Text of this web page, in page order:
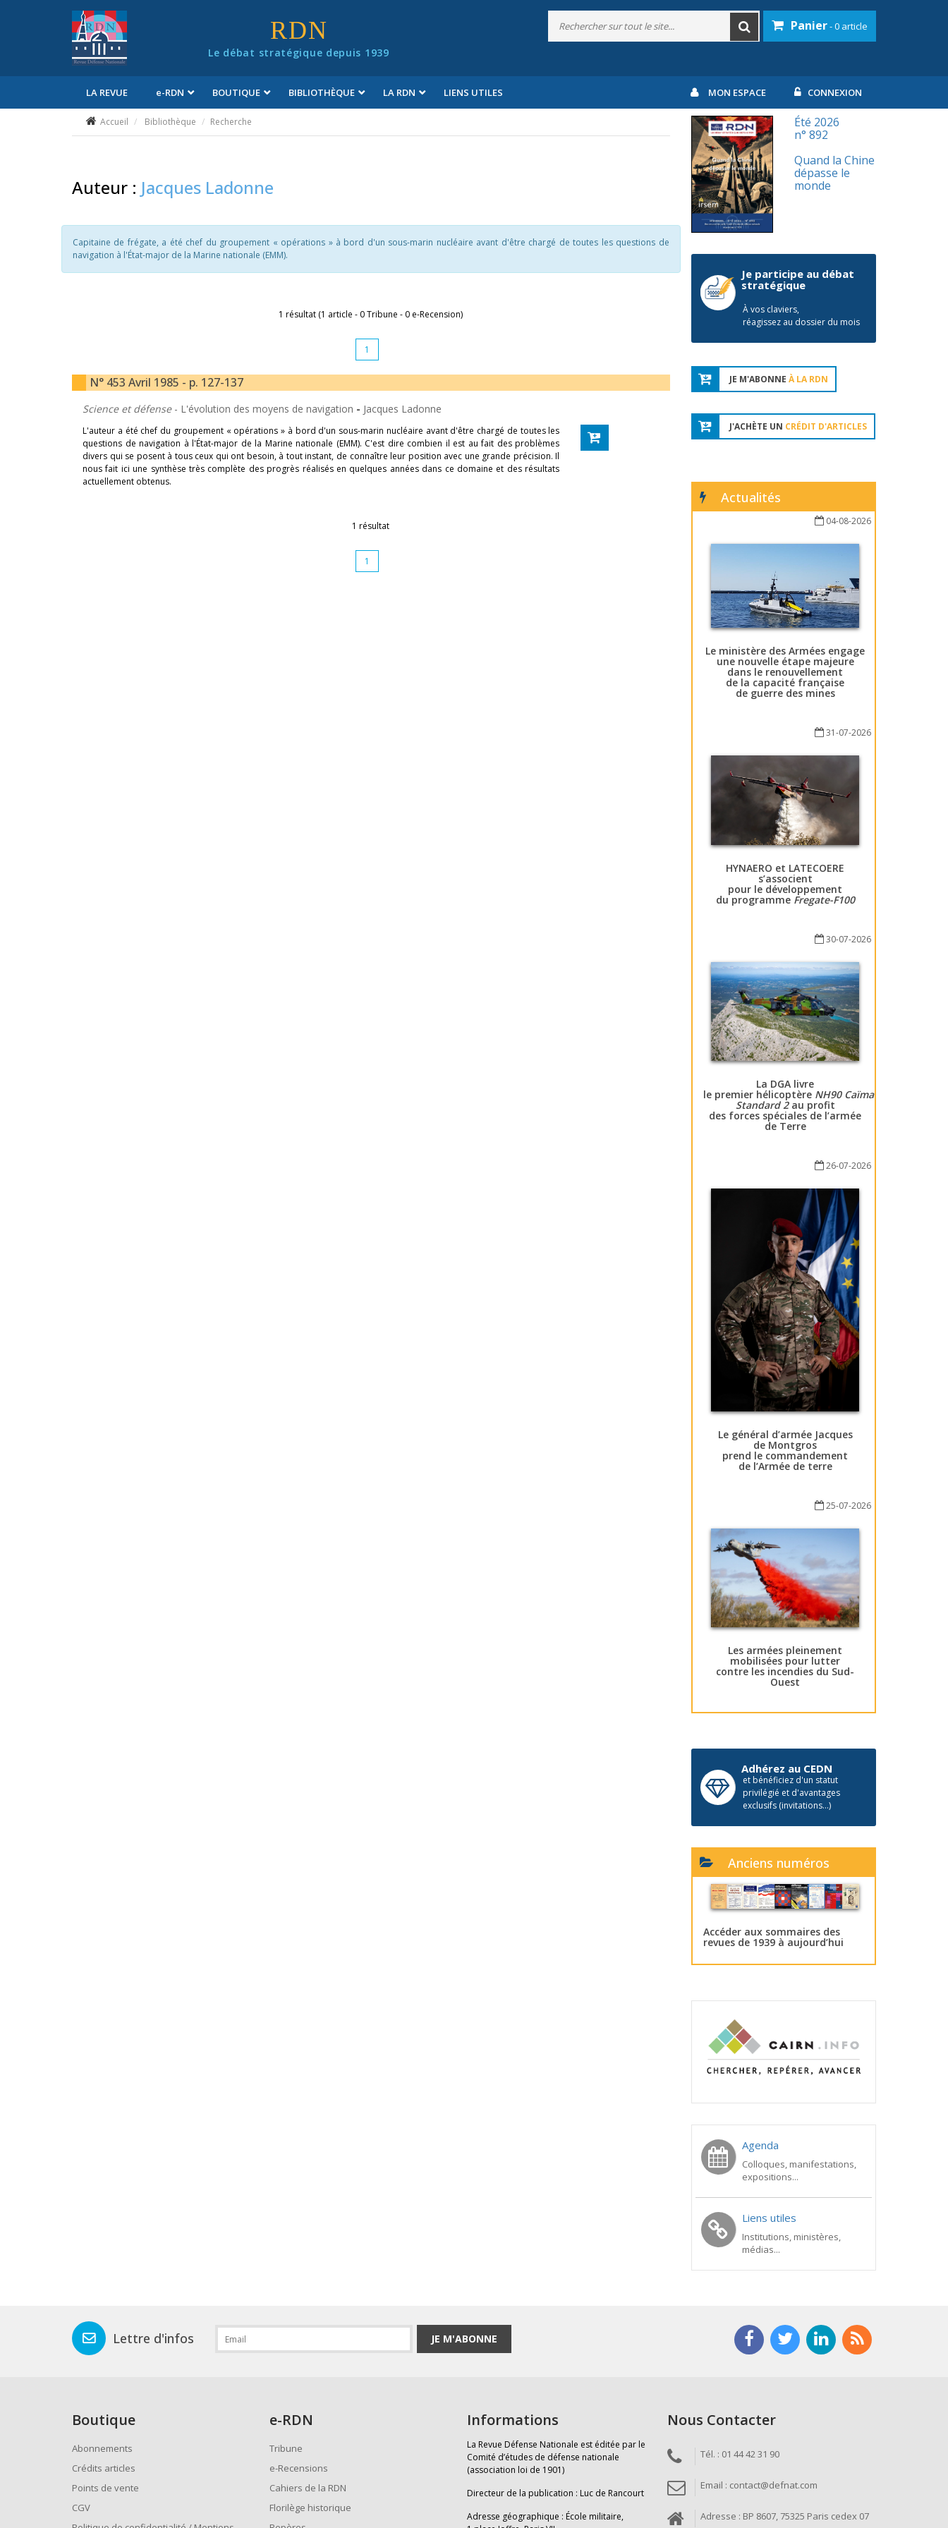
RDN
Le débat stratégique depuis 1939
Panier- 0 article
LA REVUE e-RDN BOUTIQUE BIBLIOTHÈQUE LA RDN LIENS UTILES MON ESPACE CONNEXION
Accueil Bibliothèque Recherche
Auteur : Jacques Ladonne
Capitaine de frégate, a été chef du groupement « opérations » à bord d'un sous-marin nucléaire avant d'être chargé de toutes les questions de
navigation à l'État-major de la Marine nationale (EMM).
1 résultat (1 article - 0 Tribune - 0 e-Recension)
1
N° 453 Avril 1985 - p. 127-137
Science et défense - L'évolution des moyens de navigation - Jacques Ladonne
L'auteur a été chef du groupement « opérations » à bord d'un sous-marin nucléaire avant d'être chargé de toutes les
questions de navigation à l'État-major de la Marine nationale (EMM). C'est dire combien il est au fait des problèmes
divers qui se posent à tous ceux qui ont besoin, à tout instant, de connaître leur position avec une grande précision. Il
nous fait ici une synthèse très complète des progrès réalisés en quelques années dans ce domaine et des résultats
actuellement obtenus.
1 résultat
1
Été 2026
n° 892
Quand la Chine
dépasse le
monde
Je participe au débat
stratégique
À vos claviers,
réagissez au dossier du mois
JE M'ABONNE À LA RDN
J'ACHÈTE UN CRÉDIT D'ARTICLES
Actualités
04-08-2026
Le ministère des Armées engage
une nouvelle étape majeure
dans le renouvellement
de la capacité française
de guerre des mines
31-07-2026
HYNAERO et LATECOERE
s’associent
pour le développement
du programme Fregate-F100
30-07-2026
La DGA livre
le premier hélicoptère NH90 Caïman
Standard 2au profit
des forces spéciales de l’armée
de Terre
26-07-2026
Le général d’armée Jacques
de Montgros
prend le commandement
de l’Armée de terre
25-07-2026
Les armées pleinement
mobilisées pour lutter
contre les incendies du Sud-
Ouest
Adhérez au CEDN
et bénéficiez d'un statut
privilégié et d'avantages
exclusifs (invitations...)
Anciens numéros
Accéder aux sommaires des
revues de 1939 à aujourd’hui
Agenda
Colloques, manifestations,
expositions...
Liens utiles
Institutions, ministères,
médias...
Lettre d'infos JE M'ABONNE
Boutique
Abonnements
Crédits articles
Points de vente
CGV
e-RDN
Tribune
e-Recensions
Cahiers de la RDN
Florilège historique
Informations
La Revue Défense Nationale est éditée par le
Comité d’études de défense nationale
(association loi de 1901)
Directeur de la publication : Luc de Rancourt
Adresse géographique : École militaire,
Nous Contacter
Tél. : 01 44 42 31 90
Email : contact@defnat.com
Adresse : BP 8607, 75325 Paris cedex 07